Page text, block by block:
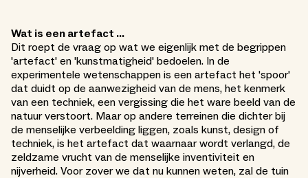
Wat is een artefact ...
Dit roept de vraag op wat we eigenlijk met de begrippen
'artefact' en 'kunstmatigheid' bedoelen. In de
experimentele wetenschappen is een artefact het 'spoor'
dat duidt op de aanwezigheid van de mens, het kenmerk
van een techniek, een vergissing die het ware beeld van de
natuur verstoort. Maar op andere terreinen die dichter bij
de menselijke verbeelding liggen, zoals kunst, design of
techniek, is het artefact dat waarnaar wordt verlangd, de
zeldzame vrucht van de menselijke inventiviteit en
nijverheid. Voor zover we dat nu kunnen weten, zal de tuin